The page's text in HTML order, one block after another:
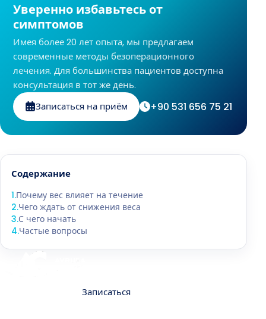
Содержание
1.Почему вес влияет на течение
2.Чего ждать от снижения веса
3.С чего начать
4.Частые вопросы
Уверенно избавьтесь от
симптомов
Имея более 20 лет опыта, мы предлагаем
современные методы безоперационного
лечения. Для большинства пациентов доступна
консультация в тот же день.
Записаться на приём
+90 531 656 75 21
Записаться